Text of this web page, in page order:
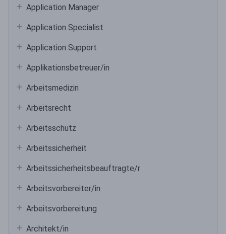
Application Manager
Application Specialist
Application Support
Applikationsbetreuer/in
Arbeitsmedizin
Arbeitsrecht
Arbeitsschutz
Arbeitssicherheit
Arbeitssicherheitsbeauftragte/r
Arbeitsvorbereiter/in
Arbeitsvorbereitung
Architekt/in